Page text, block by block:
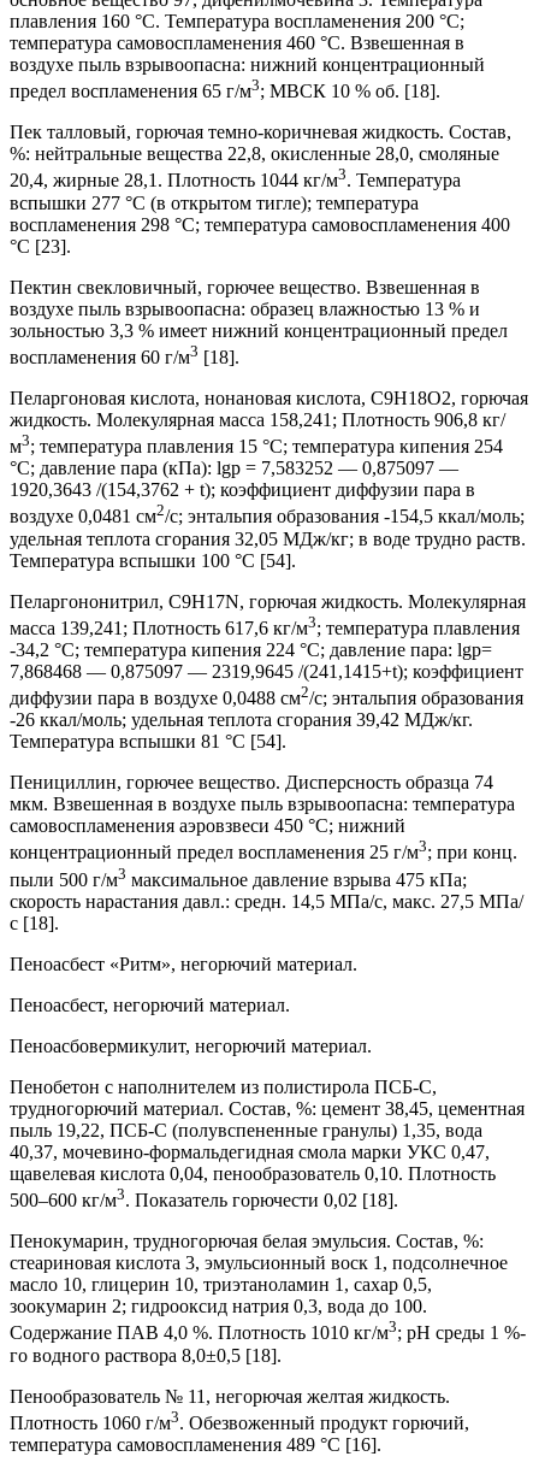
плавления 160 °С. Температура воспламенения 200 °С;
температура самовоспламенения 460 °С. Взвешенная в
воздухе пыль взрывоопасна: нижний концентрационный
предел воспламенения 65 г/м3; МВСК 10 % об. [18].
Пек талловый, горючая темно-коричневая жидкость. Состав,
%: нейтральные вещества 22,8, окисленные 28,0, смоляные
20,4, жирные 28,1. Плотность 1044 кг/м3. Температура
вспышки 277 °С (в открытом тигле); температура
воспламенения 298 °С; температура самовоспламенения 400
°С [23].
Пектин свекловичный, горючее вещество. Взвешенная в
воздухе пыль взрывоопасна: образец влажностью 13 % и
зольностью 3,3 % имеет нижний концентрационный предел
воспламенения 60 г/м3 [18].
Пеларгоновая кислота, нонановая кислота, C9H18O2, горючая
жидкость. Молекулярная масса 158,241; Плотность 906,8 кг/
м3; температура плавления 15 °С; температура кипения 254
°С; давление пара (кПа): lgp = 7,583252 — 0,875097 —
1920,3643 /(154,3762 + t); коэффициент диффузии пара в
воздухе 0,0481 см2/с; энтальпия образования -154,5 ккал/моль;
удельная теплота сгорания 32,05 МДж/кг; в воде трудно раств.
Температура вспышки 100 °С [54].
Пеларгононитрил, C9H17N, горючая жидкость. Молекулярная
масса 139,241; Плотность 617,6 кг/м3; температура плавления
-34,2 °С; температура кипения 224 °С; давление пара: lgp=
7,868468 — 0,875097 — 2319,9645 /(241,1415+t); коэффициент
диффузии пара в воздухе 0,0488 см2/с; энтальпия образования
-26 ккал/моль; удельная теплота сгорания 39,42 МДж/кг.
Температура вспышки 81 °С [54].
Пенициллин, горючее вещество. Дисперсность образца 74
мкм. Взвешенная в воздухе пыль взрывоопасна: температура
самовоспламенения аэровзвеси 450 °С; нижний
концентрационный предел воспламенения 25 г/м3; при конц.
пыли 500 г/м3 максимальное давление взрыва 475 кПа;
скорость нарастания давл.: средн. 14,5 МПа/с, макс. 27,5 МПа/
с [18].
Пеноасбест «Ритм», негорючий материал.
Пеноасбест, негорючий материал.
Пеноасбовермикулит, негорючий материал.
Пенобетон с наполнителем из полистирола ПСБ-С,
трудногорючий материал. Состав, %: цемент 38,45, цементная
пыль 19,22, ПСБ-С (полувспененные гранулы) 1,35, вода
40,37, мочевино-формальдегидная смола марки УКС 0,47,
щавелевая кислота 0,04, пенообразователь 0,10. Плотность
500–600 кг/м3. Показатель горючести 0,02 [18].
Пенокумарин, трудногорючая белая эмульсия. Состав, %:
стеариновая кислота 3, эмульсионный воск 1, подсолнечное
масло 10, глицерин 10, триэтаноламин 1, сахар 0,5,
зоокумарин 2; гидрооксид натрия 0,3, вода до 100.
Содержание ПАВ 4,0 %. Плотность 1010 кг/м3; pH среды 1 %-
го водного раствора 8,0±0,5 [18].
Пенообразователь № 11, негорючая желтая жидкость.
Плотность 1060 г/м3. Обезвоженный продукт горючий,
температура самовоспламенения 489 °С [16].